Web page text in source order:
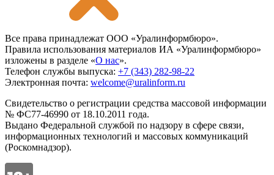
Все права принадлежат ООО «Уралинформбюро».
Правила использования материалов ИА «Уралинформбюро»
изложены в разделе «О нас».
Телефон службы выпуска: +7 (343) 282-98-22
Электронная почта: welcome@uralinform.ru
Свидетельство о регистрации средства массовой информации
№ ФС77-46990 от 18.10.2011 года.
Выдано Федеральной службой по надзору в сфере связи,
информационных технологий и массовых коммуникаций
(Роскомнадзор).